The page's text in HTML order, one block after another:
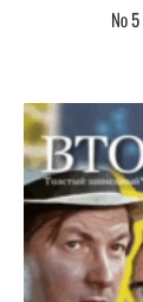
№ 5